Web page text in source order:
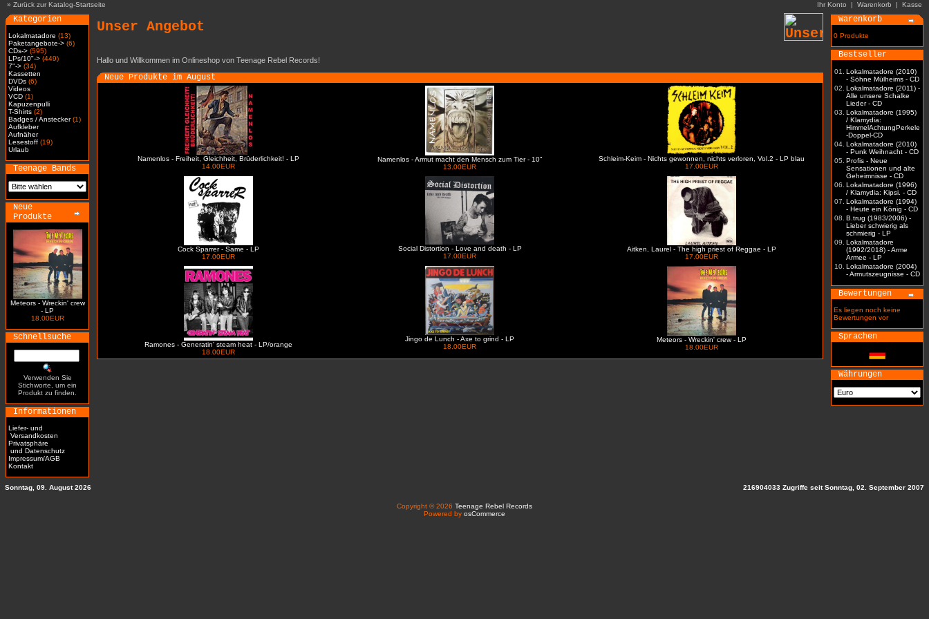
» Zurück zur Katalog-Startseite Ihr Konto | Warenkorb | Kasse
Kategorien
Lokalmatadore (13)
Paketangebote-> (6)
CDs-> (595)
LPs/10"-> (449)
7"-> (34)
Kassetten
DVDs (6)
Videos
VCD (1)
Kapuzenpulli
T-Shirts (2)
Badges / Anstecker(1)
Aufkleber
Aufnäher
Lesestoff (19)
Urlaub
Teenage Bands
Neue
Produkte
Meteors - Wreckin' crew
- LP
18.00EUR
Schnellsuche
Verwenden Sie
Stichworte, um ein
Produkt zu finden.
Informationen
Liefer- und
Versandkosten
Privatsphäre
und Datenschutz
Impressum/AGB
Kontakt
Unser Angebot
Hallo und Willkommen im Onlineshop von Teenage Rebel Records!
Neue Produkte im August
Namenlos - Freiheit, Gleichheit, Brüderlichkeit! - LP
14.00EUR
Namenlos - Armut macht den Mensch zum Tier - 10"
13.00EUR
Schleim-Keim - Nichts gewonnen, nichts verloren, Vol.2 - LP blau
17.00EUR
Cock Sparrer - Same - LP
17.00EUR
Social Distortion - Love and death - LP
17.00EUR
Aitken, Laurel - The high priest of Reggae - LP
17.00EUR
Ramones - Generatin' steam heat - LP/orange
18.00EUR
Jingo de Lunch - Axe to grind - LP
18.00EUR
Meteors - Wreckin' crew - LP
18.00EUR
Warenkorb
0 Produkte
Bestseller
01.
Lokalmatadore (2010)
- Söhne Mülheims - CD
02. Lokalmatadore (2011) -
Alle unsere Schalke
Lieder - CD
03. Lokalmatadore (1995)
/ Klamydia:
HimmelAchtungPerkele
-Doppel-CD
04. Lokalmatadore (2010)
- Punk Weihnacht - CD
05. Profis - Neue
Sensationen und alte
Geheimnisse - CD
06. Lokalmatadore (1996)
/ Klamydia: Kipsi. - CD
07. Lokalmatadore (1994)
- Heute ein König - CD
08. B.trug (1983/2006) -
Lieber schwierig als
schmierig - LP
09. Lokalmatadore
(1992/2018) - Arme
Armee - LP
10. Lokalmatadore (2004)
- Armutszeugnisse - CD
Bewertungen
Es liegen noch keine
Bewertungen vor
Sprachen
Währungen
Sonntag, 09. August 2026 216904033 Zugriffe seit Sonntag, 02. September 2007
Copyright © 2026 Teenage Rebel Records
Powered by osCommerce